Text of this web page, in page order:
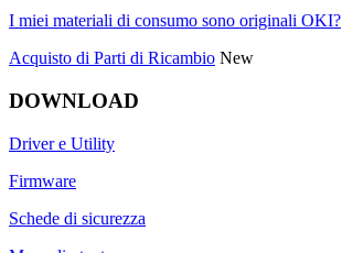
I miei materiali di consumo sono originali OKI?
Acquisto di Parti di Ricambio New
DOWNLOAD
Driver e Utility
Firmware
Schede di sicurezza